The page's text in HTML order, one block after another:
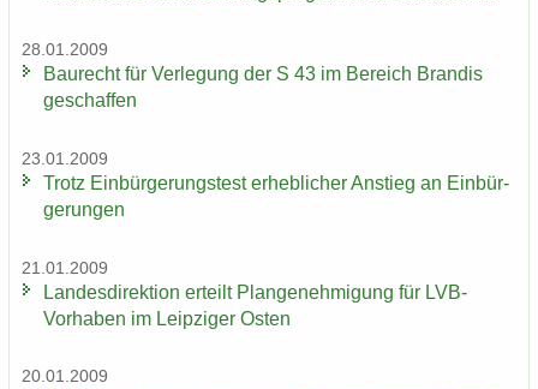
28.01.2009
Bau­recht für Ver­le­gung der S 43 im Be­reich Bran­dis
ge­schaf­fen
23.01.2009
Trotz Ein­bür­ge­rungs­test er­heb­li­cher An­stieg an Ein­bür­
ge­run­gen
21.01.2009
Lan­des­di­rek­ti­on er­teilt Plan­ge­neh­mi­gung für LVB-​
Vorhaben im Leip­zi­ger Osten
20.01.2009